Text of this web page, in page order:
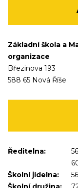
Základní škola a
organizace
Březinova 193
588 65 Nová Říše
Ředitelna:
Školní jídelna: